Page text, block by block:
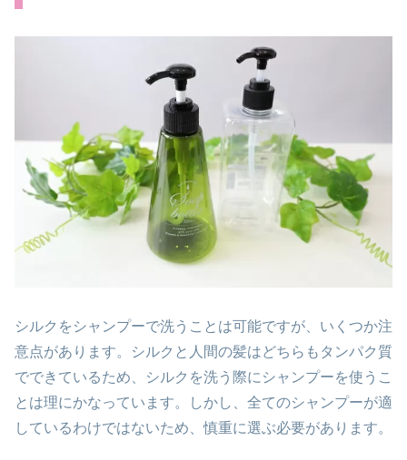
シルクをシャンプーで洗うことは可能ですが、いくつか注
意点があります。シルクと人間の髪はどちらもタンパク質
でできているため、シルクを洗う際にシャンプーを使うこ
とは理にかなっています。しかし、全てのシャンプーが適
しているわけではないため、慎重に選ぶ必要があります。